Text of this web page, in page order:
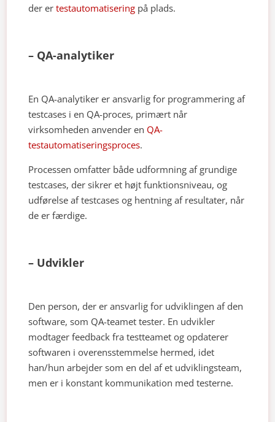
der ertestautomatisering på plads.
– QA-analytiker
En QA-analytiker er ansvarlig for programmering af
testcases i en QA-proces, primært når
virksomheden anvender en QA-
testautomatiseringsproces.
Processen omfatter både udformning af grundige
testcases, der sikrer et højt funktionsniveau, og
udførelse af testcases og hentning af resultater, når
de er færdige.
– Udvikler
Den person, der er ansvarlig for udviklingen af den
software, som QA-teamet tester. En udvikler
modtager feedback fra testteamet og opdaterer
softwaren i overensstemmelse hermed, idet
han/hun arbejder som en del af et udviklingsteam,
men er i konstant kommunikation med testerne.